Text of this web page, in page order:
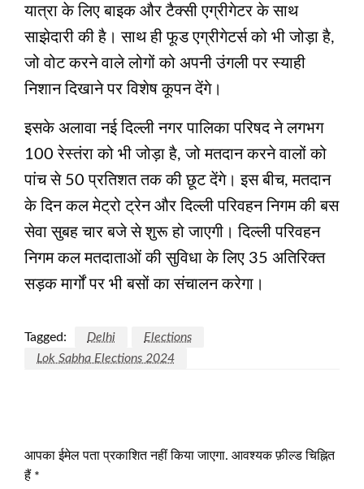
यात्रा के लिए बाइक और टैक्सी एग्रीगेटर के साथ
साझेदारी की है। साथ ही फूड एग्रीगेटर्स को भी जोड़ा है,
जो वोट करने वाले लोगों को अपनी उंगली पर स्याही
निशान दिखाने पर विशेष कूपन देंगे।
इसके अलावा नई दिल्ली नगर पालिका परिषद ने लगभग
100 रेस्‍तंरा को भी जोड़ा है, जो मतदान करने वालों को
पांच से 50 प्रतिशत तक की छूट देंगे। इस बीच, मतदान
के दिन कल मेट्रो ट्रेन और दिल्ली परिवहन निगम की बस
सेवा सुबह चार बजे से शुरू हो जाएगी। दिल्ली परिवहन
निगम कल मतदाताओं की सुविधा के लिए 35 अतिरिक्त
सड़क मार्गों पर भी बसों का संचालन करेगा।
Tagged: Delhi
Elections
Lok Sabha Elections 2024
आपका ईमेल पता प्रकाशित नहीं किया जाएगा. आवश्यक फ़ील्ड चिह्नित
हैं *